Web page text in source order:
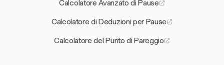
Calcolatore Avanzato di Pause
Calcolatore di Deduzioni per Pause
Calcolatore del Punto di Pareggio